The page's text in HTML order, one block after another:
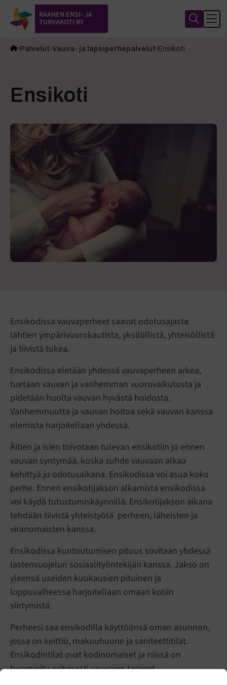
RAAHEN ENSI- JA
TURVAKOTI RY
Palvelut Vauva- ja lapsiperhepalvelut Ensikoti
Ensikoti
Ensikodissa vauvaperheet saavat odotusajasta
lähtien ympärivuorokautista, yksilöllistä, yhteisöllistä
ja tiivistä tukea.
Ensikodissa eletään yhdessä vauvaperheen arkea,
tuetaan vauvan ja vanhemman vuorovaikutusta ja
pidetään huolta vauvan hyvästä hoidosta.
Vanhemmuutta ja vauvan hoitoa sekä vauvan kanssa
olemista harjoitellaan yhdessä.
Äitien ja isien toivotaan tulevan ensikotiin jo ennen
vauvan syntymää, koska suhde vauvaan alkaa
kehittyä jo odotusaikana. Ensikodissa voi asua koko
perhe. Ennen ensikotijakson alkamista ensikodissa
voi käydä tutustumiskäynnillä. Ensikotijakson aikana
tehdään tiivistä yhteistyötä perheen, läheisten ja
viranomaisten kanssa.
Ensikodissa kuntoutumisen pituus sovitaan yhdessä
lastensuojelun sosiaalityöntekijän kanssa. Jakso on
yleensä useiden kuukausien pituinen ja
loppuvaiheessa harjoitellaan omaan kotiin
siirtymistä.
Perheesi saa ensikodilla käyttöönsä oman asunnon,
jossa on keittiö, makuuhuone ja saniteettitilat.
Ensikodintilat ovat kodinomaiset ja niissä on
huomioitu erityisesti vauvojen tarpeet.